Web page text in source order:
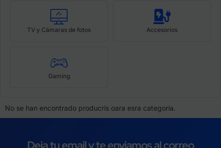
TV y Cámaras de fotos Accesorios
Gaming
No se han encontrado producris oara esra categoría.